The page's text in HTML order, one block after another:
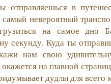
отправляешься в
самый невероятный
на самое дно
секунду. Куда ты
нам свою
на главной
дудлы для всего